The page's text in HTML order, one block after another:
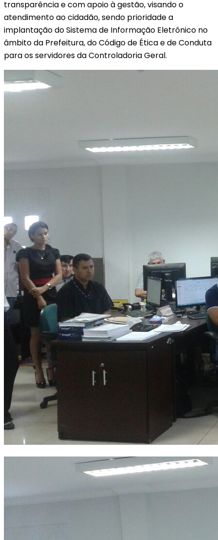
transparência e com apoio à gestão, visando o
atendimento ao cidadão, sendo prioridade a
implantação do Sistema de Informação Eletrônico no
âmbito da Prefeitura, do Código de Ética e de Conduta
para os servidores da Controladoria Geral.